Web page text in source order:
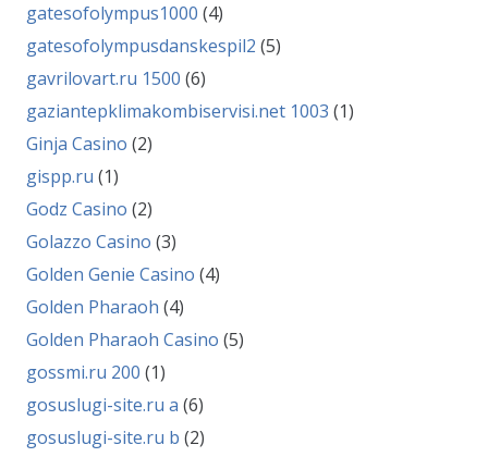
gatesofolympus1000 (4)
gatesofolympusdanskespil2 (5)
gavrilovart.ru 1500 (6)
gaziantepklimakombiservisi.net 1003 (1)
Ginja Casino (2)
gispp.ru (1)
Godz Casino (2)
Golazzo Casino (3)
Golden Genie Casino (4)
Golden Pharaoh (4)
Golden Pharaoh Casino (5)
gossmi.ru 200 (1)
gosuslugi-site.ru a (6)
gosuslugi-site.ru b (2)